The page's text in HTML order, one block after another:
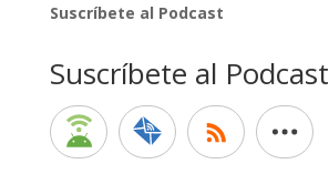
Suscríbete al Podcast
Suscríbete al Podcast